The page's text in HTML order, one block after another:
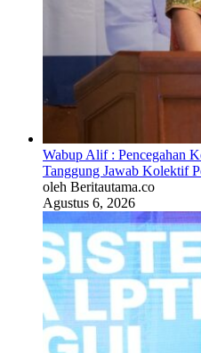
Wabup Alif : Pencegahan
Tanggung Jawab Kolektif
oleh Beritautama.co
Agustus 6, 2026